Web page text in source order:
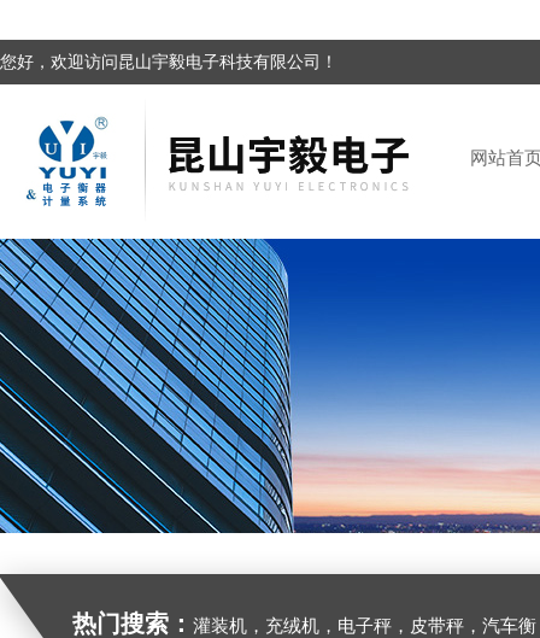
您好，欢迎访问昆山宇毅电子科技有限公司！
网站首
热门搜索： 灌装机，充绒机，电子秤，皮带秤，汽车